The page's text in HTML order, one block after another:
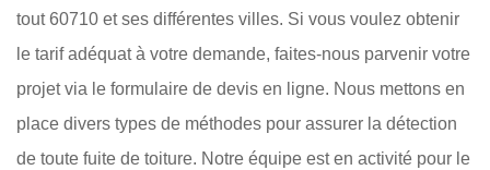
tout 60710 et ses différentes villes. Si vous voulez obtenir
le tarif adéquat à votre demande, faites-nous parvenir votre
projet via le formulaire de devis en ligne. Nous mettons en
place divers types de méthodes pour assurer la détection
de toute fuite de toiture. Notre équipe est en activité pour le